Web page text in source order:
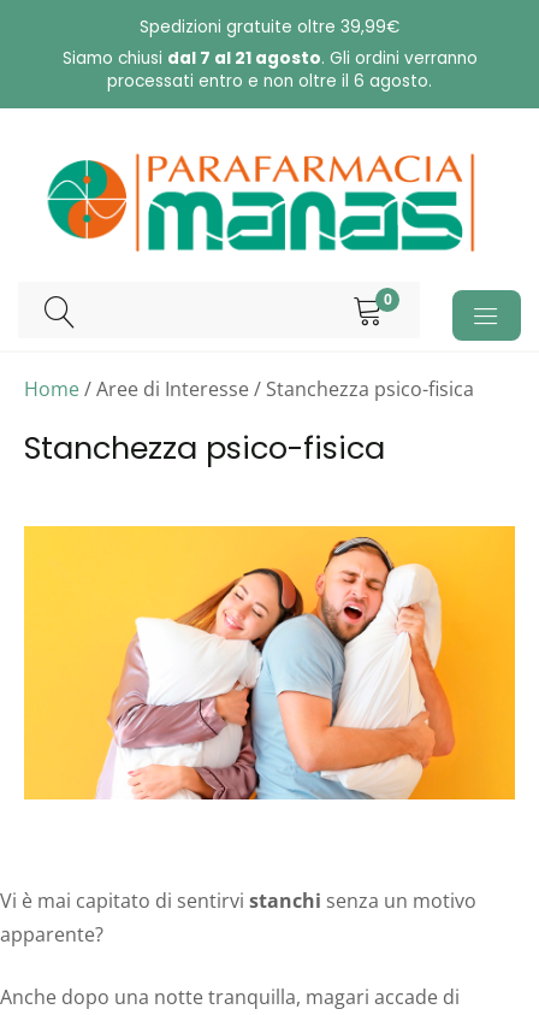
Spedizioni gratuite oltre 39,99€
Siamo chiusi dal 7 al 21 agosto. Gli ordini verranno
processati entro e non oltre il 6 agosto.
0
Home/ Aree di Interesse / Stanchezza psico-fisica
Stanchezza psico-fisica
Vi è mai capitato di sentirvi stanchi senza un motivo
apparente?
Anche dopo una notte tranquilla, magari accade di